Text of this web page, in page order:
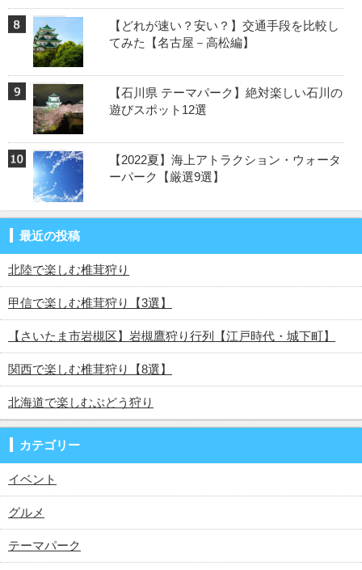
【どれが速い？安い？】交通手段を比較し
てみた【名古屋－高松編】
【石川県 テーマパーク】絶対楽しい石川の
遊びスポット12選
【2022夏】海上アトラクション・ウォータ
ーパーク【厳選9選】
最近の投稿
北陸で楽しむ椎茸狩り
甲信で楽しむ椎茸狩り【3選】
【さいたま市岩槻区】岩槻鷹狩り行列【江戸時代・城下町】
関西で楽しむ椎茸狩り【8選】
北海道で楽しむぶどう狩り
カテゴリー
イベント
グルメ
テーマパーク